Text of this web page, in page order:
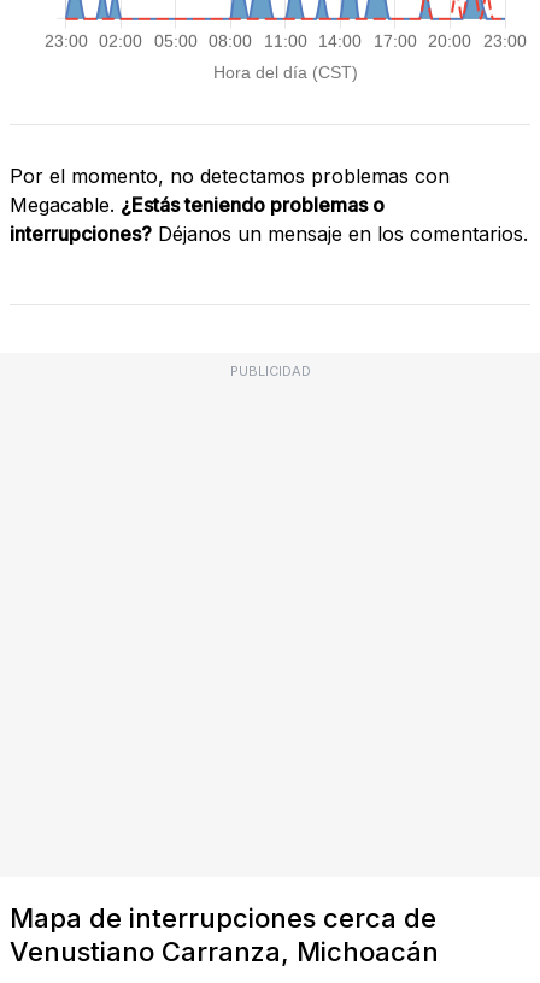
Por el momento, no detectamos problemas con
Megacable. ¿Estás teniendo problemas o
interrupciones? Déjanos un mensaje en los comentarios.
PUBLICIDAD
Mapa de interrupciones cerca de
Venustiano Carranza, Michoacán